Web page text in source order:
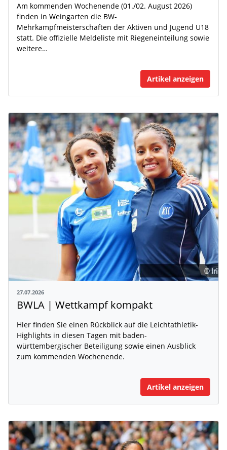
Am kommenden Wochenende (01./02. August 2026)
finden in Weingarten die BW-
Mehrkampfmeisterschaften der Aktiven und Jugend U18
statt. Die offizielle Meldeliste mit Riegeneinteilung sowie
weitere…
Artikel anzeigen
27.07.2026
BWLA | Wettkampf kompakt
Hier finden Sie einen Rückblick auf die Leichtathletik-
Highlights in diesen Tagen mit baden-
württembergischer Beteiligung sowie einen Ausblick
zum kommenden Wochenende.
Artikel anzeigen